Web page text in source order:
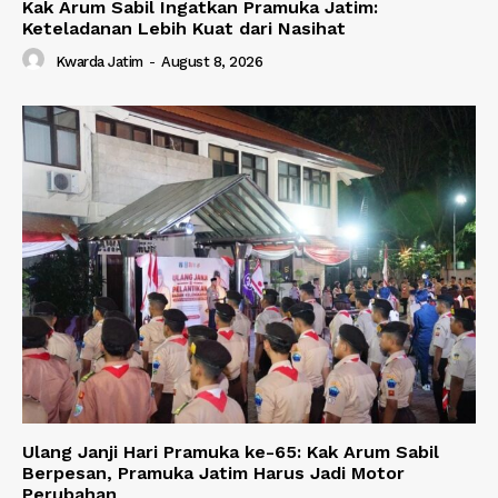
Kak Arum Sabil Ingatkan Pramuka Jatim:
Keteladanan Lebih Kuat dari Nasihat
Kwarda Jatim - August 8, 2026
Ulang Janji Hari Pramuka ke-65: Kak Arum Sabil
Berpesan, Pramuka Jatim Harus Jadi Motor